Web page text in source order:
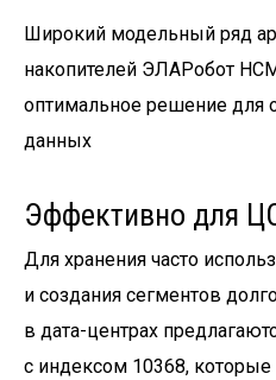
Широкий модельный ряд
накопителей ЭЛАРобот
оптимальное решение для
данных
Эффективно для
Для хранения часто
и создания сегментов
в дата-центрах
с индексом 10368,